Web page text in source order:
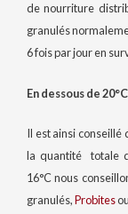
de nourriture
granulés
6 fois par jour en
En dessous de 20°C
Il est ainsi conseillé
la quantité totale
16°C nous
granulés,Probitesou